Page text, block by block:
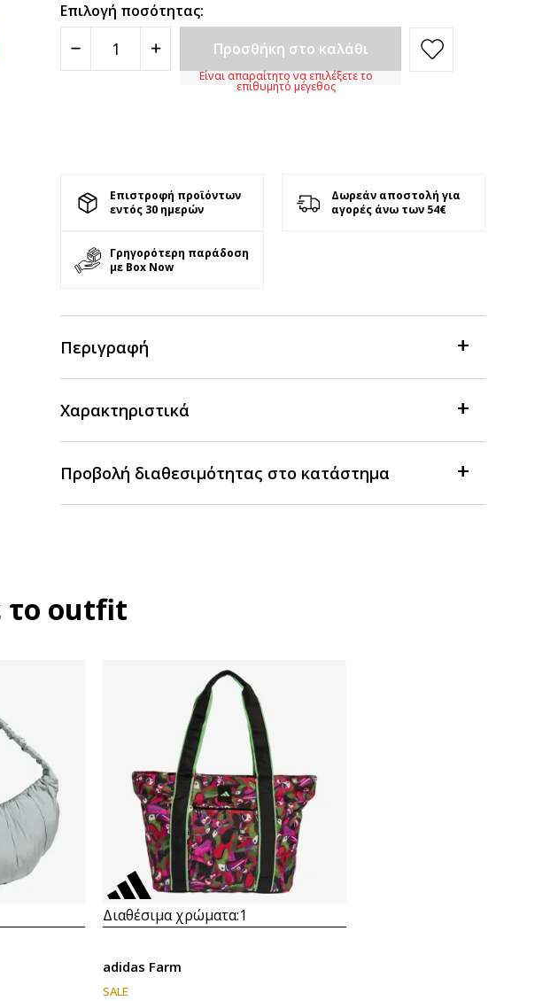
Επιλογή ποσότητας:
Προσθήκη στο καλάθι
Είναι απαραίτητο να επιλέξετε το
επιθυμητό μέγεθος
Επιστροφή προϊόντων
εντός 30 ημερών
Δωρεάν αποστολή για
αγορές άνω των 54€
Γρηγορότερη παράδοση
με Box Now
Περιγραφή
Χαρακτηριστικά
Προβολή διαθεσιμότητας στο κατάστημα
outfit
Διαθέσιμα χρώματα:1
adidas Farm
SALE